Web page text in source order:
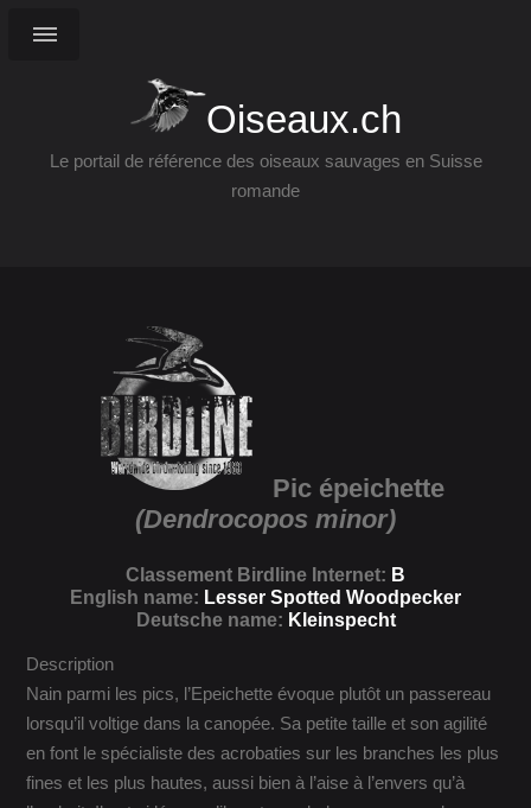
Oiseaux.ch
Le portail de référence des oiseaux sauvages en Suisse
romande
Pic épeichette
(Dendrocopos minor)
Classement Birdline Internet: B
English name: Lesser Spotted Woodpecker
Deutsche name: Kleinspecht
Description
Nain parmi les pics, l’Epeichette évoque plutôt un passereau
lorsqu’il voltige dans la canopée. Sa petite taille et son agilité
en font le spécialiste des acrobaties sur les branches les plus
fines et les plus hautes, aussi bien à l’aise à l’envers qu’à